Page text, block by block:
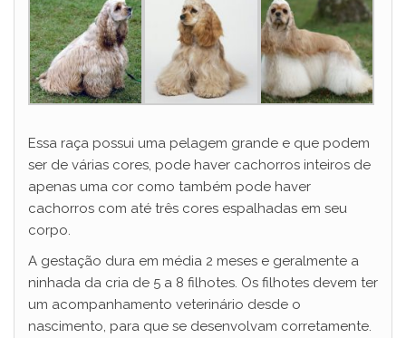
Essa raça possui uma pelagem grande e que podem
ser de várias cores, pode haver cachorros inteiros de
apenas uma cor como também pode haver
cachorros com até três cores espalhadas em seu
corpo.
A gestação dura em média 2 meses e geralmente a
ninhada da cria de 5 a 8 filhotes. Os filhotes devem ter
um acompanhamento veterinário desde o
nascimento, para que se desenvolvam corretamente.